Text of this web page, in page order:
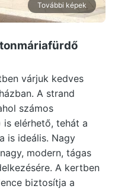
További képek
várjuk kedves
A strand
számos
elérhető, tehát a
is ideális. Nagy
modern, tágas
A kertben
biztosítja a